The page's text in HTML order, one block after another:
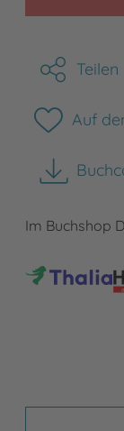
Teilen
Auf
Im Buchshop